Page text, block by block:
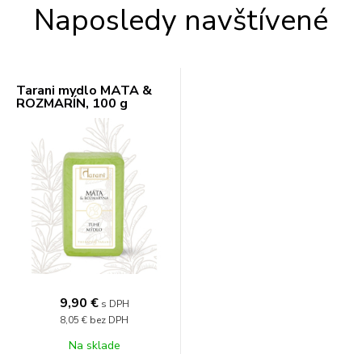
Naposledy navštívené
Tarani mydlo MÄTA &
ROZMARÍN, 100 g
9,90 € s DPH
8,05 € bez DPH
Na sklade